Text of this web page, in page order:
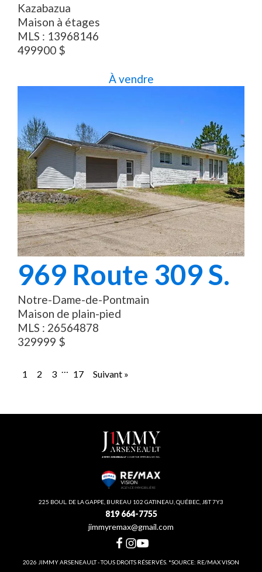
Kazabazua
Maison à étages
MLS : 13968146
499900 $
À vendre
969 Route 309 S.
Notre-Dame-de-Pontmain
Maison de plain-pied
MLS : 26564878
329999 $
1 2 3 17 Suivant »
225 BOUL. DE LA GAPPE, BUREAU 102 GATINEAU, QUÉBEC, J8T 7Y3
819 664-7755
jimmyremax@gmail.com
2026 JIMMY ARSENEAULT - TOUS DROITS RÉSERVÉS. *SOURCE: RE/MAX VISON